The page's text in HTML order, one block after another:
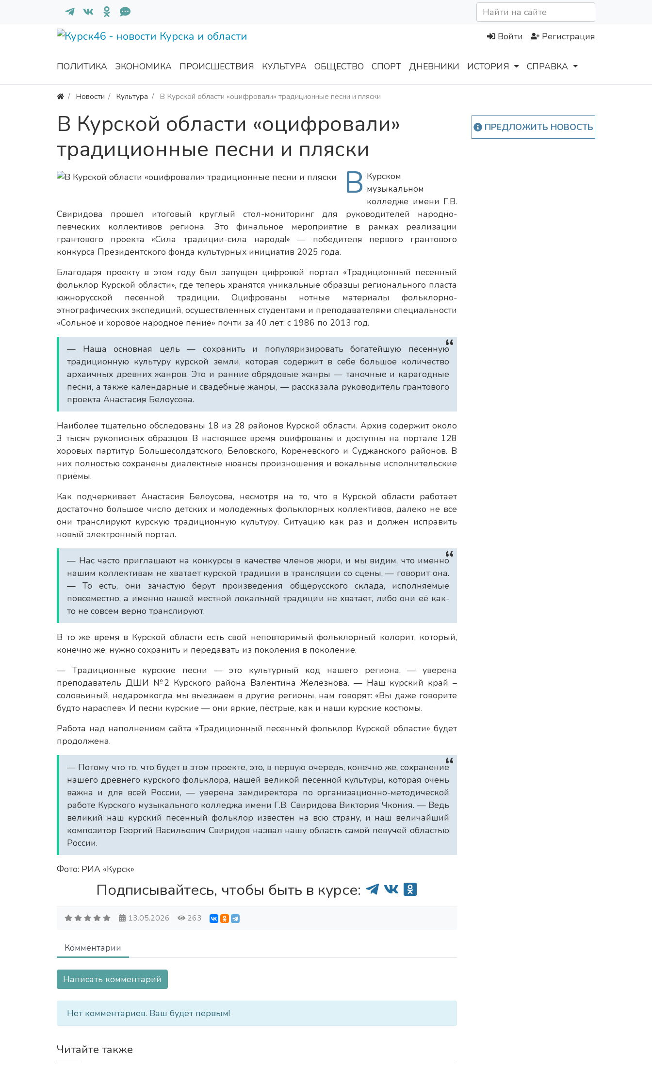
Войти Регистрация
ПОЛИТИКА ЭКОНОМИКА ПРОИСШЕСТВИЯ КУЛЬТУРА ОБЩЕСТВО СПОРТ ДНЕВНИКИ ИСТОРИЯ СПРАВКА
Новости Культура В Курской области «оцифровали» традиционные песни и пляски
В Курской области «оцифровали»
традиционные песни и пляски
В Курском
музыкальном
колледже имени Г.В.
Свиридова прошел итоговый круглый стол-мониторинг для руководителей народно-
певческих коллективов региона. Это финальное мероприятие в рамках реализации
грантового проекта «Сила традиции-сила народа!» — победителя первого грантового
конкурса Президентского фонда культурных инициатив 2025 года.
Благодаря проекту в этом году был запущен цифровой портал «Традиционный песенный
фольклор Курской области», где теперь хранятся уникальные образцы регионального пласта
южнорусской песенной традиции. Оцифрованы нотные материалы фольклорно-
этнографических экспедиций, осуществленных студентами и преподавателями специальности
«Сольное и хоровое народное пение» почти за 40 лет: с 1986 по 2013 год.
— Наша основная цель — сохранить и популяризировать богатейшую песенную
традиционную культуру курской земли, которая содержит в себе большое количество
архаичных древних жанров. Это и ранние обрядовые жанры — таночные и карагодные
песни, а также календарные и свадебные жанры, — рассказала руководитель грантового
проекта Анастасия Белоусова.
Наиболее тщательно обследованы 18 из 28 районов Курской области. Архив содержит около
3 тысяч рукописных образцов. В настоящее время оцифрованы и доступны на портале 128
хоровых партитур Большесолдатского, Беловского, Кореневского и Суджанского районов. В
них полностью сохранены диалектные нюансы произношения и вокальные исполнительские
приёмы.
Как подчеркивает Анастасия Белоусова, несмотря на то, что в Курской области работает
достаточно большое число детских и молодёжных фольклорных коллективов, далеко не все
они транслируют курскую традиционную культуру. Ситуацию как раз и должен исправить
новый электронный портал.
— Нас часто приглашают на конкурсы в качестве членов жюри, и мы видим, что именно
нашим коллективам не хватает курской традиции в трансляции со сцены, — говорит она.
— То есть, они зачастую берут произведения общерусского склада, исполняемые
повсеместно, а именно нашей местной локальной традиции не хватает, либо они её как-
то не совсем верно транслируют.
В то же время в Курской области есть свой неповторимый фольклорный колорит, который,
конечно же, нужно сохранить и передавать из поколения в поколение.
— Традиционные курские песни — это культурный код нашего региона, — уверена
преподаватель ДШИ №2 Курского района Валентина Железнова. — Наш курский край –
соловьиный, недаромкогда мы выезжаем в другие регионы, нам говорят: «Вы даже говорите
будто нараспев». И песни курские — они яркие, пёстрые, как и наши курские костюмы.
Работа над наполнением сайта «Традиционный песенный фольклор Курской области» будет
продолжена.
— Потому что то, что будет в этом проекте, это, в первую очередь, конечно же, сохранение
нашего древнего курского фольклора, нашей великой песенной культуры, которая очень
важна и для всей России, — уверена замдиректора по организационно-методической
работе Курского музыкального колледжа имени Г.В. Свиридова Виктория Чкония. — Ведь
великий наш курский песенный фольклор известен на всю страну, и наш величайший
композитор Георгий Васильевич Свиридов назвал нашу область самой певучей областью
России.
Фото: РИА «Курск»
Подписывайтесь, чтобы быть в курсе:
13.05.2026 263
Комментарии
Написать комментарий
Нет комментариев. Ваш будет первым!
Читайте также
ПРЕДЛОЖИТЬ НОВОСТЬ